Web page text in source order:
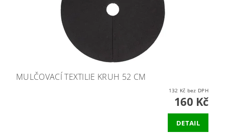
MULČOVACÍ TEXTILIE KRUH 52 CM
132 Kč bez DPH
160 Kč
DETAIL